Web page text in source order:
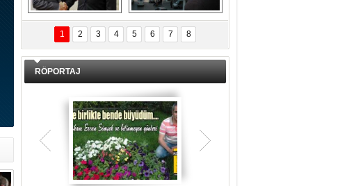
DAL İÇERİ ZÜBÜK!
ERCAN ŞİMŞEK
GÖLBAŞI'NDA
KASIRGA ETKİSİ
YARATTI !
1 2 3 4 5 6 7 8
RÖPORTAJ
Teşrik tekbiri nedir? Ne anlama gelir?